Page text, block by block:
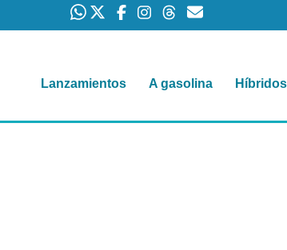
Lanzamientos A gasolina Híbridos